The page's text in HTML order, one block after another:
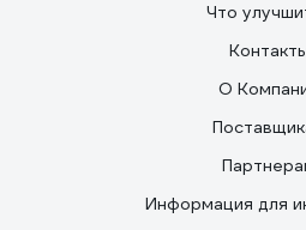
Что
О
Информация для